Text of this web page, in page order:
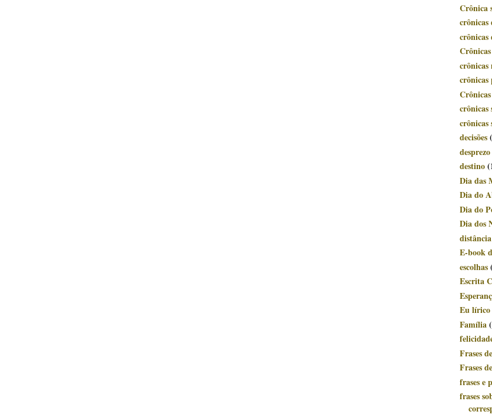
Crônica
crônicas
crônicas
crônicas
crônicas
crônicas
decisões
desprezo
destino
Dia das
Dia do
Dia do
Dia dos
distância
E-book
escolhas
Escrita
Eu lírico
Família
Frases
Frases
frases e
frases